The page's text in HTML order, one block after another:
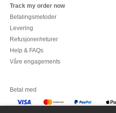
Track my order now
Betalingsmetoder
Levering
Refusjoner/returer
Help & FAQs
Våre engagements
Betal med